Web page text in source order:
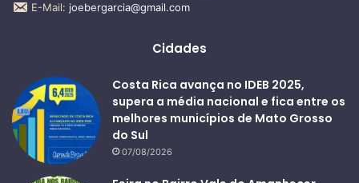
E-Mail: joebergarcia@gmail.com
Cidades
Costa Rica avança no IDEB 2025,
supera a média nacional e fica entre os
melhores municípios de Mato Grosso
do Sul
07/08/2026